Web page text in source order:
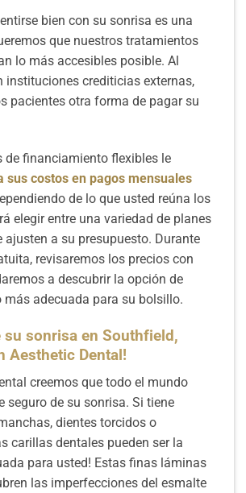
bien con su sonrisa es una
que nuestros tratamientos
lo más accesibles posible. Al
instituciones crediticias externas,
pacientes otra forma de pagar su
de financiamiento flexibles le
sus costos en pagos mensuales
de lo que usted reúna los
elegir entre una variedad de planes
ajusten a su presupuesto. Durante
revisaremos los precios con
a descubrir la opción de
adecuada para su bolsillo.
su sonrisa en Southfield,
Aesthetic Dental!
creemos que todo el mundo
seguro de su sonrisa. Si tiene
dientes torcidos o
carillas dentales pueden ser la
para usted! Estas finas láminas
las imperfecciones del esmalte